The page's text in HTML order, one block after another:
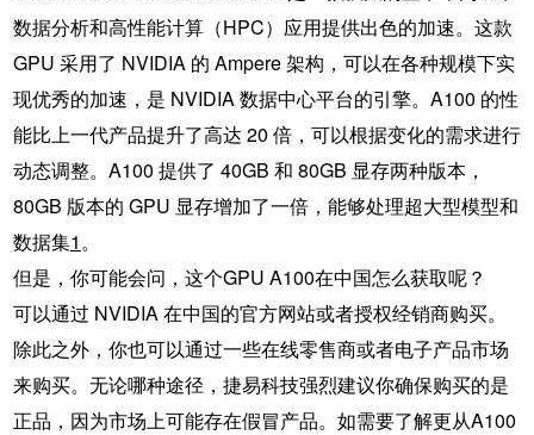
数据分析和高性能计算（HPC）应用提供出色的加速。这款
GPU 采用了 NVIDIA 的 Ampere 架构，可以在各种规模下实
现优秀的加速，是 NVIDIA 数据中心平台的引擎。A100 的性
能比上一代产品提升了高达 20 倍，可以根据变化的需求进行
动态调整。A100 提供了 40GB 和 80GB 显存两种版本，
80GB 版本的 GPU 显存增加了一倍，能够处理超大型模型和
数据集​1​。
但是，你可能会问，这个GPU A100在中国怎么获取呢？
可以通过 NVIDIA 在中国的官方网站或者授权经销商购买。
除此之外，你也可以通过一些在线零售商或者电子产品市场
来购买。无论哪种途径，捷易科技强烈建议你确保购买的是
正品，因为市场上可能存在假冒产品。如需要了解更从A100